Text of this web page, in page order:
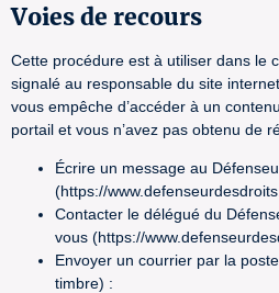
Voies de recours
Cette procédure est à utiliser dans le
signalé au responsable du site
vous empêche d’accéder à un
portail et vous n’avez pas obtenu de
Écrire un message au
(https://
Contacter le délégué du
vous (https://
Envoyer un courrier par la
timbre) :